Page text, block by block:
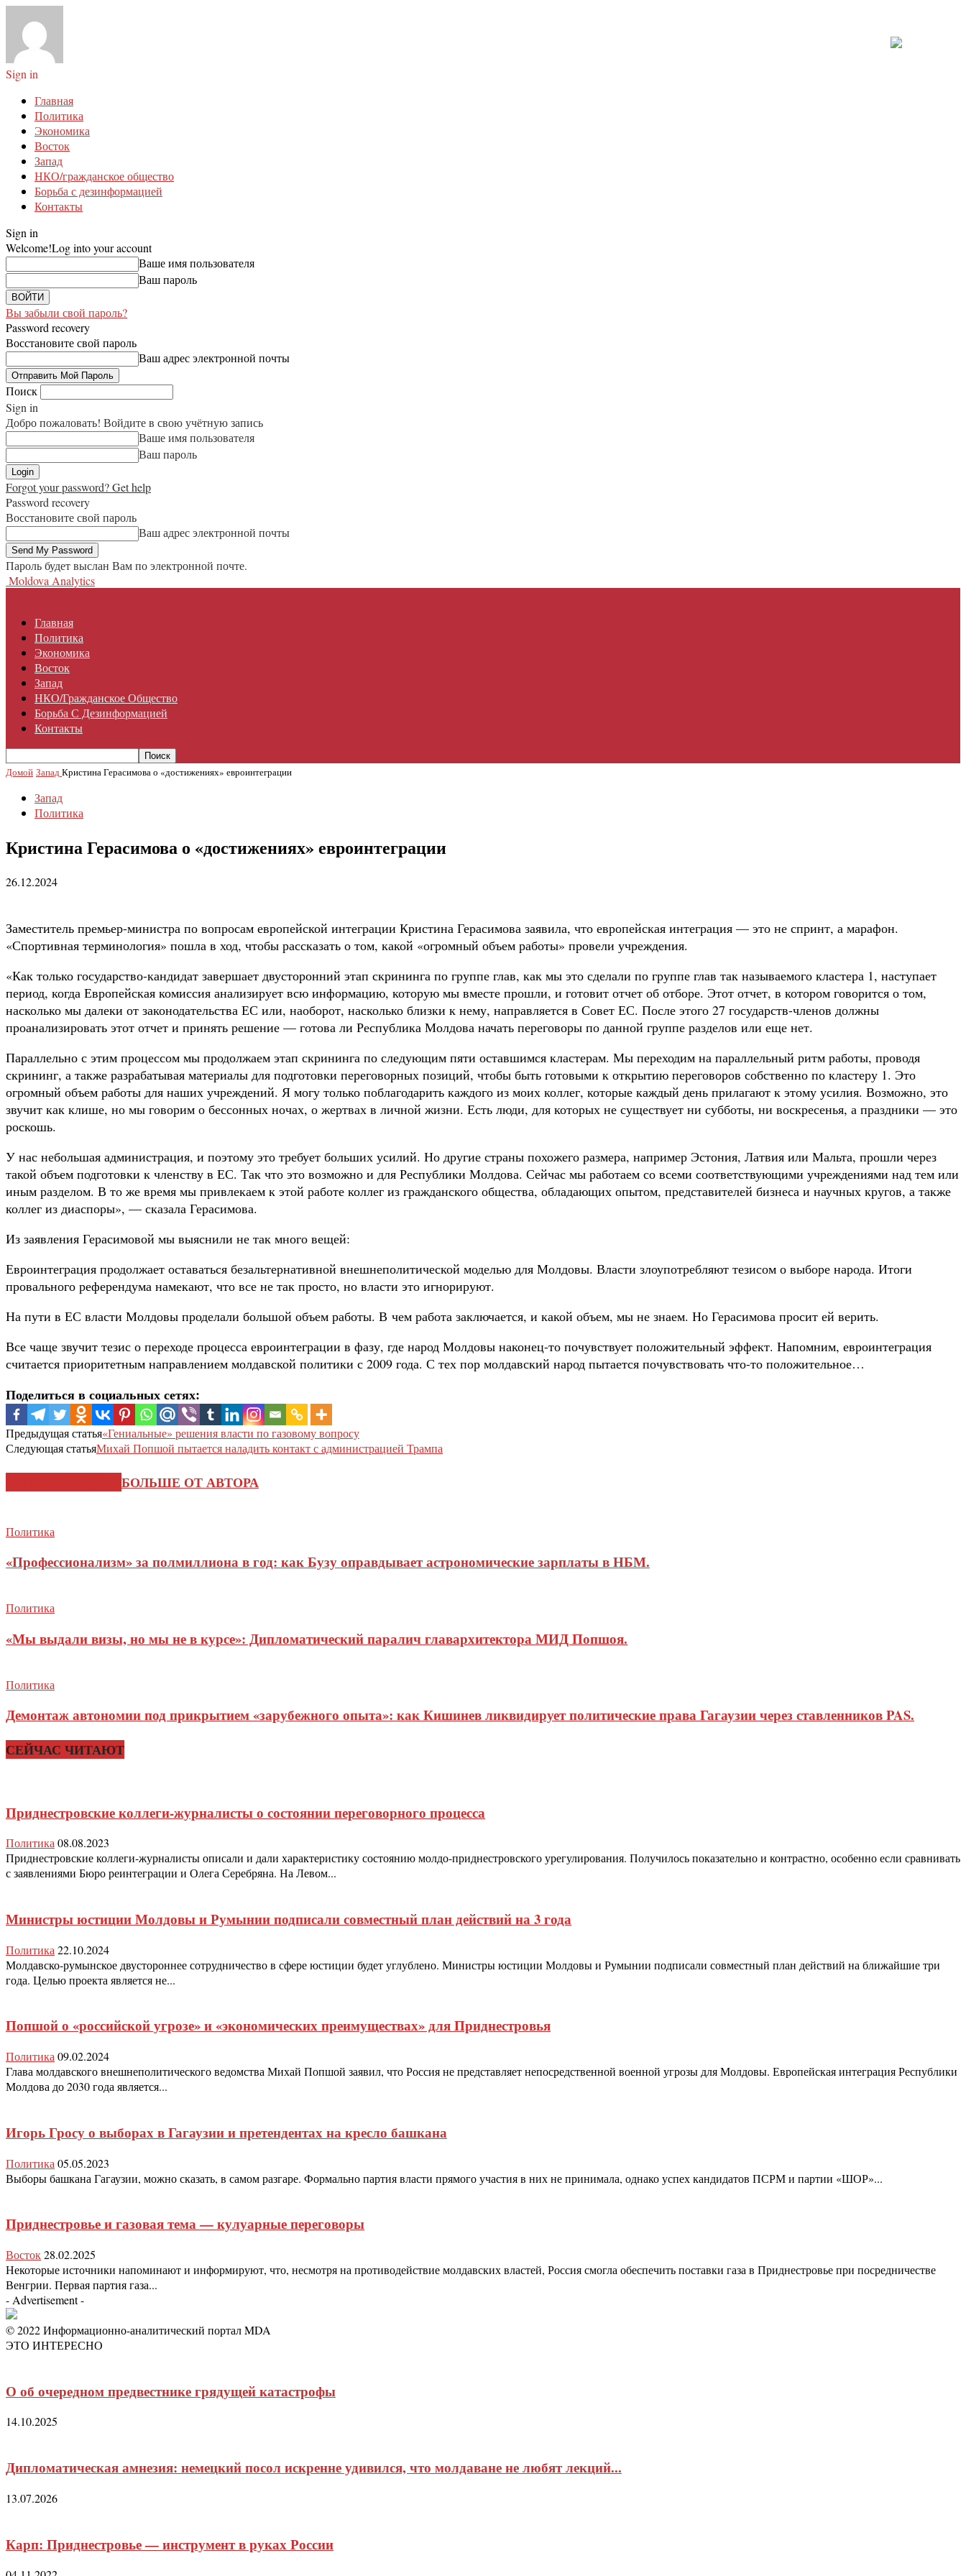
Sign in
Главная
Политика
Экономика
Восток
Запад
НКО/гражданское общество
Борьба с дезинформацией
Контакты
Sign in
Welcome!Log into your account
Ваше имя пользователя
Ваш пароль
Вы забыли свой пароль?
Password recovery
Восстановите свой пароль
Ваш адрес электронной почты
Поиск
Sign in
Добро пожаловать! Войдите в свою учётную запись
Ваше имя пользователя
Ваш пароль
Forgot your password? Get help
Password recovery
Восстановите свой пароль
Ваш адрес электронной почты
Пароль будет выслан Вам по электронной почте.
Moldova Analytics
Главная
Политика
Экономика
Восток
Запад
НКО/гражданское Общество
Борьба С Дезинформацией
Контакты
Домой Запад Кристина Герасимова о «достижениях» евроинтеграции
Запад
Политика
Кристина Герасимова о «достижениях» евроинтеграции
26.12.2024
Заместитель премьер-министра по вопросам европейской интеграции Кристина Герасимова заявила, что европейская интеграция — это не спринт, а марафон.
«Спортивная терминология» пошла в ход, чтобы рассказать о том, какой «огромный объем работы» провели учреждения.
«Как только государство-кандидат завершает двусторонний этап скрининга по группе глав, как мы это сделали по группе глав так называемого кластера 1, наступает
период, когда Европейская комиссия анализирует всю информацию, которую мы вместе прошли, и готовит отчет об отборе. Этот отчет, в котором говорится о том,
насколько мы далеки от законодательства ЕС или, наоборот, насколько близки к нему, направляется в Совет ЕС. После этого 27 государств-членов должны
проанализировать этот отчет и принять решение — готова ли Республика Молдова начать переговоры по данной группе разделов или еще нет.
Параллельно с этим процессом мы продолжаем этап скрининга по следующим пяти оставшимся кластерам. Мы переходим на параллельный ритм работы, проводя
скрининг, а также разрабатывая материалы для подготовки переговорных позиций, чтобы быть готовыми к открытию переговоров собственно по кластеру 1. Это
огромный объем работы для наших учреждений. Я могу только поблагодарить каждого из моих коллег, которые каждый день прилагают к этому усилия. Возможно, это
звучит как клише, но мы говорим о бессонных ночах, о жертвах в личной жизни. Есть люди, для которых не существует ни субботы, ни воскресенья, а праздники — это
роскошь.
У нас небольшая администрация, и поэтому это требует больших усилий. Но другие страны похожего размера, например Эстония, Латвия или Мальта, прошли через
такой объем подготовки к членству в ЕС. Так что это возможно и для Республики Молдова. Сейчас мы работаем со всеми соответствующими учреждениями над тем или
иным разделом. В то же время мы привлекаем к этой работе коллег из гражданского общества, обладающих опытом, представителей бизнеса и научных кругов, а также
коллег из диаспоры», — сказала Герасимова.
Из заявления Герасимовой мы выяснили не так много вещей:
Евроинтеграция продолжает оставаться безальтернативной внешнеполитической моделью для Молдовы. Власти злоупотребляют тезисом о выборе народа. Итоги
провального референдума намекают, что все не так просто, но власти это игнорируют.
На пути в ЕС власти Молдовы проделали большой объем работы. В чем работа заключается, и какой объем, мы не знаем. Но Герасимова просит ей верить.
Все чаще звучит тезис о переходе процесса евроинтеграции в фазу, где народ Молдовы наконец-то почувствует положительный эффект. Напомним, евроинтеграция
считается приоритетным направлением молдавской политики с 2009 года. С тех пор молдавский народ пытается почувствовать что-то положительное…
Поделиться в социальных сетях:
Предыдущая статья«Гениальные» решения власти по газовому вопросу
Следующая статьяМихай Попшой пытается наладить контакт с администрацией Трампа
БОЛЬШЕ ОТ АВТОРА
Политика
«Профессионализм» за полмиллиона в год: как Бузу оправдывает астрономические зарплаты в НБМ.
Политика
«Мы выдали визы, но мы не в курсе»: Дипломатический паралич главархитектора МИД Попшоя.
Политика
Демонтаж автономии под прикрытием «зарубежного опыта»: как Кишинев ликвидирует политические права Гагаузии через ставленников PAS.
СЕЙЧАС ЧИТАЮТ
Приднестровские коллеги-журналисты о состоянии переговорного процесса
Политика08.08.2023
Приднестровские коллеги-журналисты описали и дали характеристику состоянию молдо-приднестровского урегулирования. Получилось показательно и контрастно, особенно если сравнивать
с заявлениями Бюро реинтеграции и Олега Серебряна. На Левом...
Министры юстиции Молдовы и Румынии подписали совместный план действий на 3 года
Политика 22.10.2024
Молдавско-румынское двустороннее сотрудничество в сфере юстиции будет углублено. Министры юстиции Молдовы и Румынии подписали совместный план действий на ближайшие три
года. Целью проекта является не...
Попшой о «российской угрозе» и «экономических преимуществах» для Приднестровья
Политика 09.02.2024
Глава молдавского внешнеполитического ведомства Михай Попшой заявил, что Россия не представляет непосредственной военной угрозы для Молдовы. Европейская интеграция Республики
Молдова до 2030 года является...
Игорь Гросу о выборах в Гагаузии и претендентах на кресло башкана
Политика 05.05.2023
Выборы башкана Гагаузии, можно сказать, в самом разгаре. Формально партия власти прямого участия в них не принимала, однако успех кандидатов ПСРМ и партии «ШОР»...
Приднестровье и газовая тема — кулуарные переговоры
Восток28.02.2025
Некоторые источники напоминают и информируют, что, несмотря на противодействие молдавских властей, Россия смогла обеспечить поставки газа в Приднестровье при посредничестве
Венгрии. Первая партия газа...
- Advertisement -
© 2022 Информационно-аналитический портал MDA
ЭТО ИНТЕРЕСНО
О об очередном предвестнике грядущей катастрофы
14.10.2025
Дипломатическая амнезия: немецкий посол искренне удивился, что молдаване не любят лекций...
13.07.2026
Карп: Приднестровье — инструмент в руках России